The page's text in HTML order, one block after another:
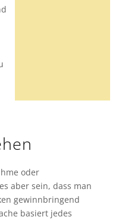
oder
aber sein, dass man
gewinnbringend
basiert jedes